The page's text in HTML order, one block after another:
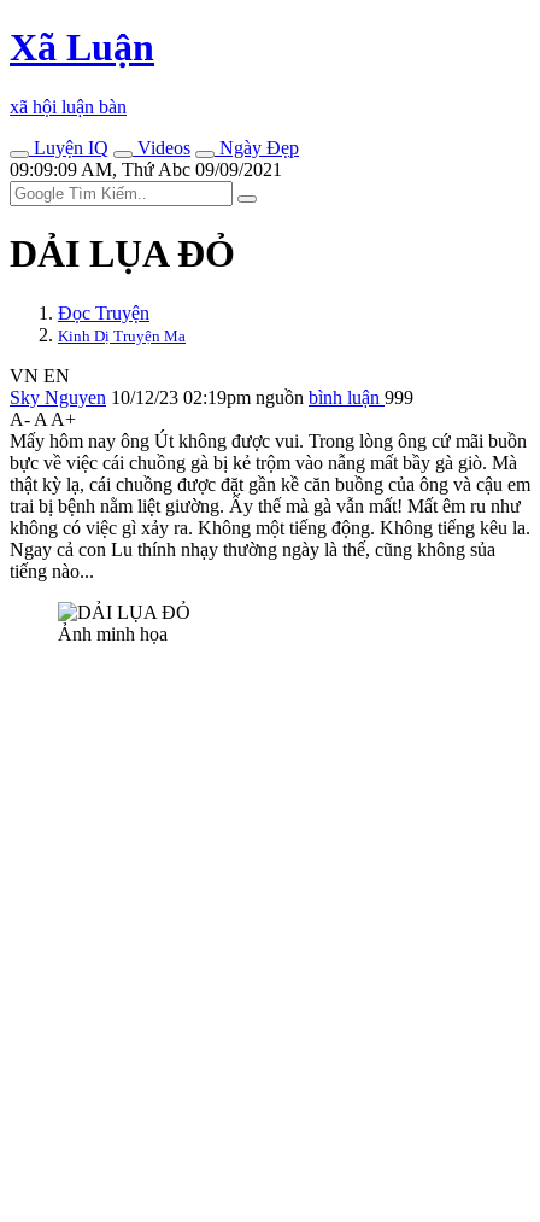
Xã Luận
xã hội luận bàn
Luyện IQ
Videos
Ngày Đẹp
09:09:09 AM, Thứ Abc 09/09/2021
DẢI LỤA ĐỎ
Đọc Truyện
Kinh Dị Truyện Ma
VN EN
Sky Nguyen 10/12/23 02:19pm nguồn bình luận 999
A- A A+
Mấy hôm nay ông Út không được vui. Trong lòng ông cứ mãi buồn
bực về việc cái chuồng gà bị kẻ trộm vào nẫng mất bầy gà giò. Mà
thật kỳ lạ, cái chuồng được đặt gần kề căn buồng của ông và cậu em
trai bị bệnh nằm liệt giường. Ấy thế mà gà vẫn mất! Mất êm ru như
không có việc gì xảy ra. Không một tiếng động. Không tiếng kêu la.
Ngay cả con Lu thính nhạy thường ngày là thế, cũng không sủa
tiếng nào...
Ảnh minh họa